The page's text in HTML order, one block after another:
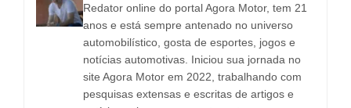
Redator online do portal Agora Motor, tem 21
anos e está sempre antenado no universo
automobilístico, gosta de esportes, jogos e
notícias automotivas. Iniciou sua jornada no
site Agora Motor em 2022, trabalhando com
pesquisas extensas e escritas de artigos e